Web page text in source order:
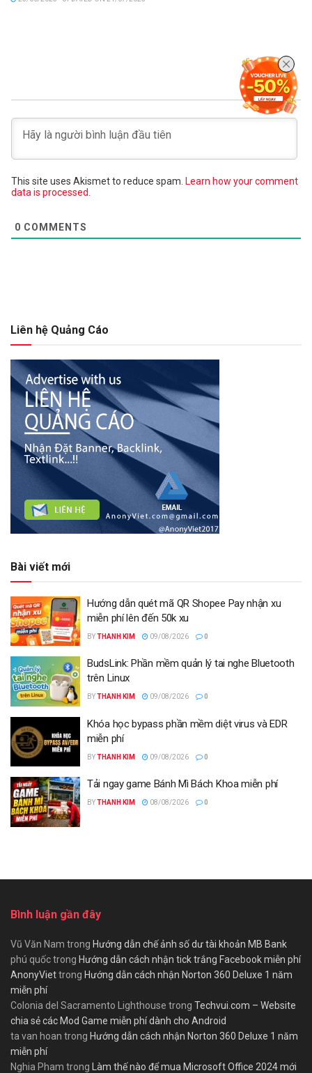
This site uses Akismet to reduce spam. Learn how your comment
data is processed.
0 COMMENTS
Liên hệ Quảng Cáo
Bài viết mới
Hướng dẫn quét mã QR Shopee Pay nhận xu
miễn phí lên đến 50k xu
BYTHANH KIM 09/08/2026 0
BudsLink: Phần mềm quản lý tai nghe Bluetooth
trên Linux
BYTHANH KIM 09/08/2026 0
Khóa học bypass phần mềm diệt virus và EDR
miễn phí
BYTHANH KIM 09/08/2026 0
Tải ngay game Bánh Mì Bách Khoa miễn phí
BYTHANH KIM 08/08/2026 0
Bình luận gần đây
Vũ Văn Nam trong Hướng dẫn chế ảnh số dư tài khoản MB Bank
phú quốctrong Hướng dẫn cách nhận tick trắng Facebook miễn phí
AnonyViettrong Hướng dẫn cách nhận Norton 360 Deluxe 1 năm
miễn phí
Colonia del Sacramento Lighthouse trong Techvui.com – Website
chia sẻ các Mod Game miễn phí dành cho Android
ta van hoan trong Hướng dẫn cách nhận Norton 360 Deluxe 1 năm
miễn phí
Nghia Pham trong Làm thế nào để mua Microsoft Office 2024 mới